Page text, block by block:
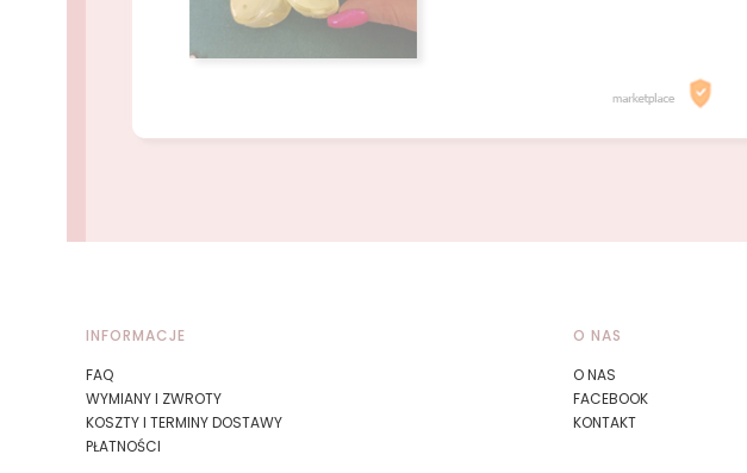
Linki w stopce
INFORMACJE
FAQ
WYMIANY I ZWROTY
KOSZTY I TERMINY DOSTAWY
PŁATNOŚCI
O NAS
O NAS
FACEBOOK
KONTAKT